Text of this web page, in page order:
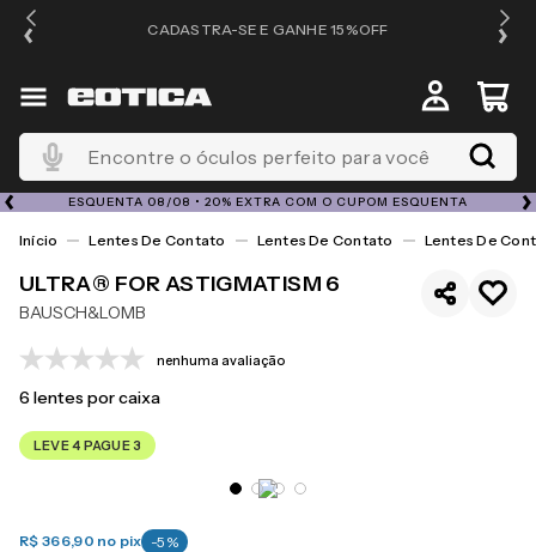
CADASTRA-SE E GANHE 15%OFF
Encontre o óculos perfeito para você
ESQUENTA 08/08 • 20% EXTRA COM O CUPOM ESQUENTA
Lentes De Contato Lentes De Contato Lentes De
ULTRA® FOR ASTIGMATISM 6
BAUSCH&LOMB
nenhuma avaliação
6 lentes por caixa
LEVE 4 PAGUE 3
R$ 366,90 no pix -5 %